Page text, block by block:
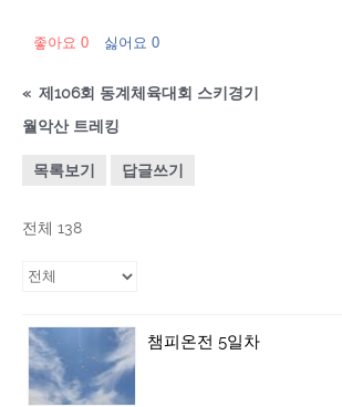
좋아요 0 싫어요 0
« 제106회 동계체육대회 스키경기
월악산 트레킹
목록보기 답글쓰기
전체 138
챔피온전 5일차